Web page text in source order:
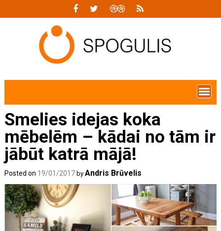
Smelies idejas koka
mēbelēm – kādai no tām ir
jābūt katrā mājā!
Posted on 19/01/2017 byAndris Brūvelis